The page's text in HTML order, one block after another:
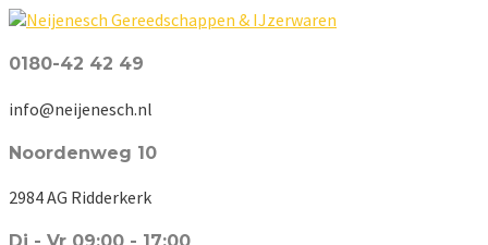
0180-42 42 49
info@neijenesch.nl
Noordenweg 10
2984 AG Ridderkerk